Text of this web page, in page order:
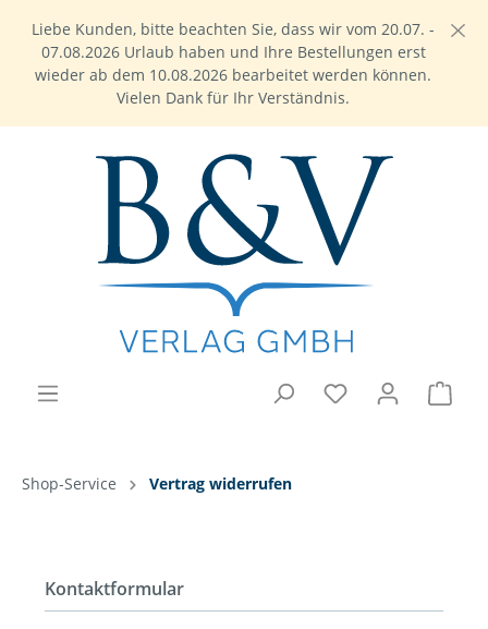
Liebe Kunden, bitte beachten Sie, dass wir vom 20.07. -
07.08.2026 Urlaub haben und Ihre Bestellungen erst
wieder ab dem 10.08.2026 bearbeitet werden können.
Vielen Dank für Ihr Verständnis.
Shop-Service Vertrag widerrufen
Kontaktformular